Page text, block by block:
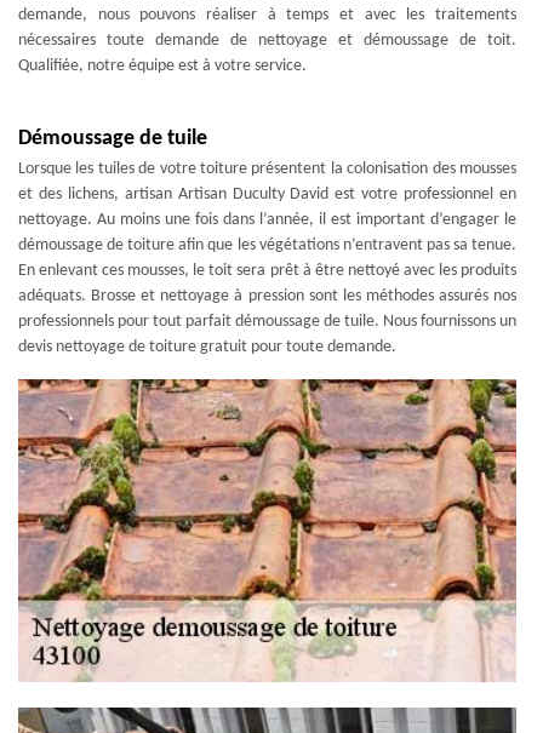
demande, nous pouvons réaliser à temps et avec les traitements
nécessaires toute demande de nettoyage et démoussage de toit.
Qualifiée, notre équipe est à votre service.
Démoussage de tuile
Lorsque les tuiles de votre toiture présentent la colonisation des mousses
et des lichens, artisan Artisan Duculty David est votre professionnel en
nettoyage. Au moins une fois dans l’année, il est important d’engager le
démoussage de toiture afin que les végétations n’entravent pas sa tenue.
En enlevant ces mousses, le toit sera prêt à être nettoyé avec les produits
adéquats. Brosse et nettoyage à pression sont les méthodes assurés nos
professionnels pour tout parfait démoussage de tuile. Nous fournissons un
devis nettoyage de toiture gratuit pour toute demande.